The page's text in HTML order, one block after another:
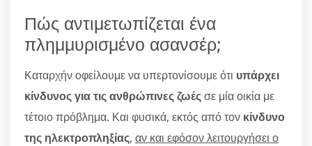
Πώς αντιμετωπίζεται ένα
πλημμυρισμένο ασανσέρ;
Καταρχήν οφείλουμε να υπερτονίσουμε ότι υπάρχει
κίνδυνος για τις ανθρώπινες ζωέςσε μία οικία με
τέτοιο πρόβλημα. Και φυσικά, εκτός από τον κίνδυνο
της ηλεκτροπληξίας, αν και εφόσον λειτουργήσει ο